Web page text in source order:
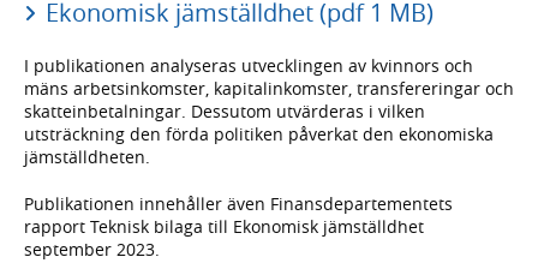
Ekonomisk jämställdhet (pdf 1 MB)
I publikationen analyseras utvecklingen av kvinnors och
mäns arbetsinkomster, kapitalinkomster, transfereringar och
skatteinbetalningar. Dessutom utvärderas i vilken
utsträckning den förda politiken påverkat den ekonomiska
jämställdheten.
Publikationen innehåller även Finansdepartementets
rapport Teknisk bilaga till Ekonomisk jämställdhet
september 2023.